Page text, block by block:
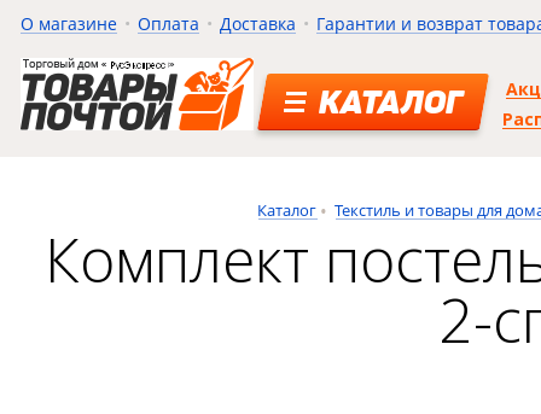
О магазине Оплата Доставка Гарантии и возврат
КАТАЛОГ
Каталог Текстиль и товары для
Комплект
2-